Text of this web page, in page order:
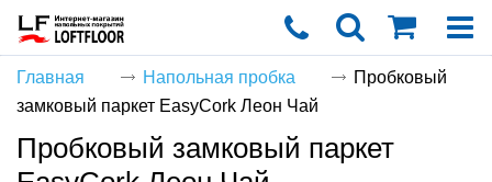
Главная Напольная пробка
Пробковый
замковый паркет EasyCork Леон Чай
Пробковый замковый паркет